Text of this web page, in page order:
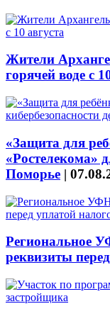
Жители
горячей воде с
«Защита для
«Ростелекома»
Поморье |
Региональное
реквизиты